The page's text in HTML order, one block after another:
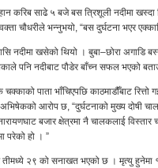
करिब साढे ५ बजे बस त्रिशूली नदीमा खस्दा
चौधरीले भन्नुभयो, “बस दुर्घटना भएर
नदीमा खसेको थियो । बुबा–छोरा
पनि नदीबाट पौडेर बाँच्न सफल भएको
पाता भाँचिएपछि काठमाडौंँबाट रित्तो
आरोप छ, “दुर्घटनाको मुख्य दोषी
बजार क्षेत्रमा नै चालकलाई
परेको हो । ”
तीमध्ये २९ को सनाखत भएको छ । मृत्यु